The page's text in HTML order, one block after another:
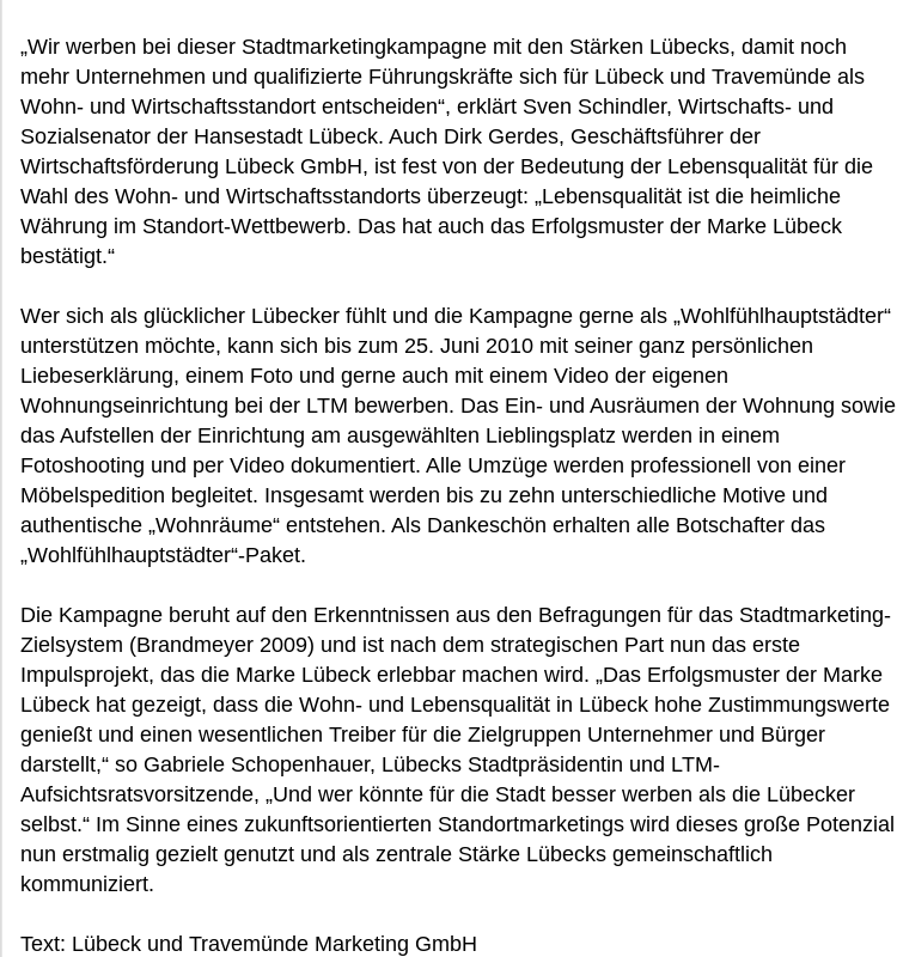
„Wir werben bei dieser Stadtmarketingkampagne mit den Stärken Lübecks, damit noch
mehr Unternehmen und qualifizierte Führungskräfte sich für Lübeck und Travemünde als
Wohn- und Wirtschaftsstandort entscheiden“, erklärt Sven Schindler, Wirtschafts- und
Sozialsenator der Hansestadt Lübeck. Auch Dirk Gerdes, Geschäftsführer der
Wirtschaftsförderung Lübeck GmbH, ist fest von der Bedeutung der Lebensqualität für die
Wahl des Wohn- und Wirtschaftsstandorts überzeugt: „Lebensqualität ist die heimliche
Währung im Standort-Wettbewerb. Das hat auch das Erfolgsmuster der Marke Lübeck
bestätigt.“
Wer sich als glücklicher Lübecker fühlt und die Kampagne gerne als „Wohlfühlhauptstädter“
unterstützen möchte, kann sich bis zum 25. Juni 2010 mit seiner ganz persönlichen
Liebeserklärung, einem Foto und gerne auch mit einem Video der eigenen
Wohnungseinrichtung bei der LTM bewerben. Das Ein- und Ausräumen der Wohnung sowie
das Aufstellen der Einrichtung am ausgewählten Lieblingsplatz werden in einem
Fotoshooting und per Video dokumentiert. Alle Umzüge werden professionell von einer
Möbelspedition begleitet. Insgesamt werden bis zu zehn unterschiedliche Motive und
authentische „Wohnräume“ entstehen. Als Dankeschön erhalten alle Botschafter das
„Wohlfühlhauptstädter“-Paket.
Die Kampagne beruht auf den Erkenntnissen aus den Befragungen für das Stadtmarketing-
Zielsystem (Brandmeyer 2009) und ist nach dem strategischen Part nun das erste
Impulsprojekt, das die Marke Lübeck erlebbar machen wird. „Das Erfolgsmuster der Marke
Lübeck hat gezeigt, dass die Wohn- und Lebensqualität in Lübeck hohe Zustimmungswerte
genießt und einen wesentlichen Treiber für die Zielgruppen Unternehmer und Bürger
darstellt,“ so Gabriele Schopenhauer, Lübecks Stadtpräsidentin und LTM-
Aufsichtsratsvorsitzende, „Und wer könnte für die Stadt besser werben als die Lübecker
selbst.“ Im Sinne eines zukunftsorientierten Standortmarketings wird dieses große Potenzial
nun erstmalig gezielt genutzt und als zentrale Stärke Lübecks gemeinschaftlich
kommuniziert.
Text: Lübeck und Travemünde Marketing GmbH